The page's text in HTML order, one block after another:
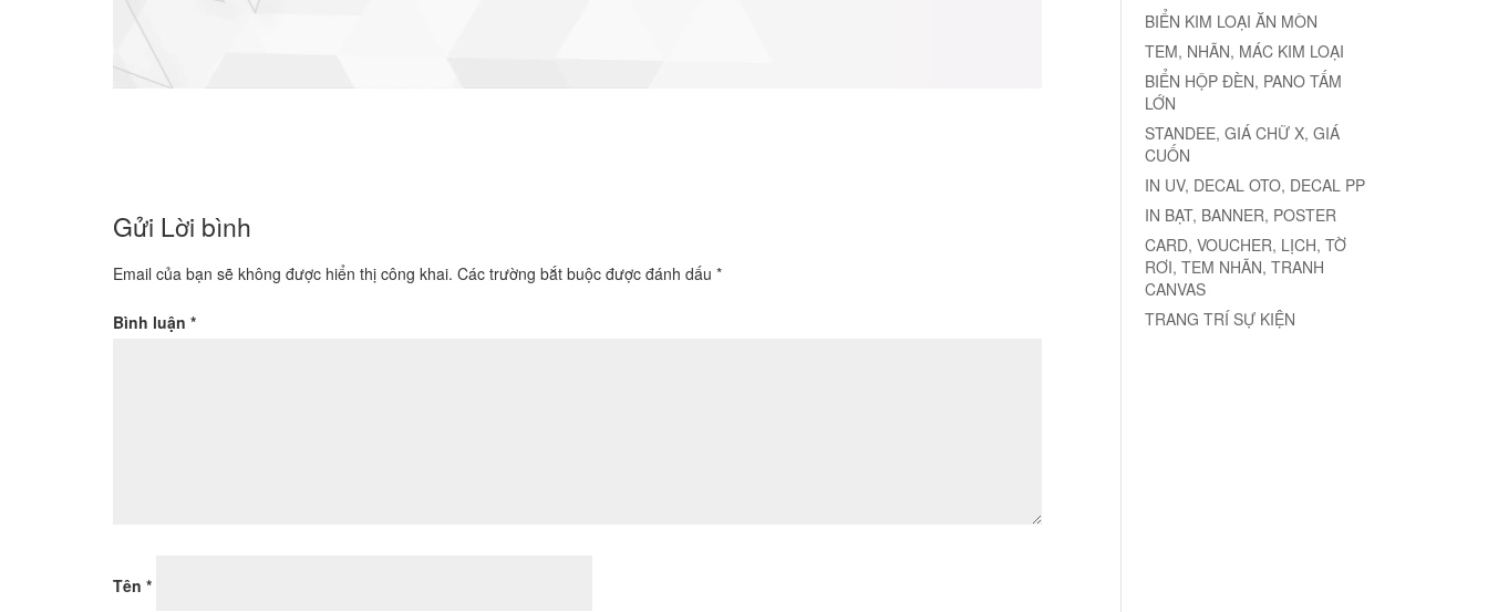
Gửi Lời bình
Email của bạn sẽ không được hiển thị công khai. Các trường bắt buộc được đánh dấu *
Bình luận *
Tên *
BIỂN KIM LOẠI ĂN MÒN
TEM, NHÃN, MÁC KIM LOẠI
BIỂN HỘP ĐÈN, PANO TẤM
LỚN
STANDEE, GIÁ CHỮ X, GIÁ
CUỐN
IN UV, DECAL OTO, DECAL PP
IN BẠT, BANNER, POSTER
CARD, VOUCHER, LỊCH, TỜ
RƠI, TEM NHÃN, TRANH
CANVAS
TRANG TRÍ SỰ KIỆN